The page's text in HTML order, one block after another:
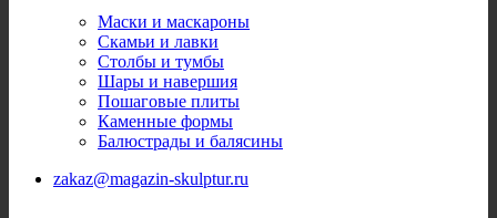
Маски и маскароны
Скамьи и лавки
Столбы и тумбы
Шары и навершия
Пошаговые плиты
Каменные формы
Балюстрады и балясины
zakaz@magazin-skulptur.ru